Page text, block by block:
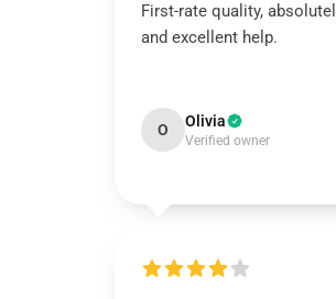
First-rate quality,
and excellent help.
O Olivia
Verified owner